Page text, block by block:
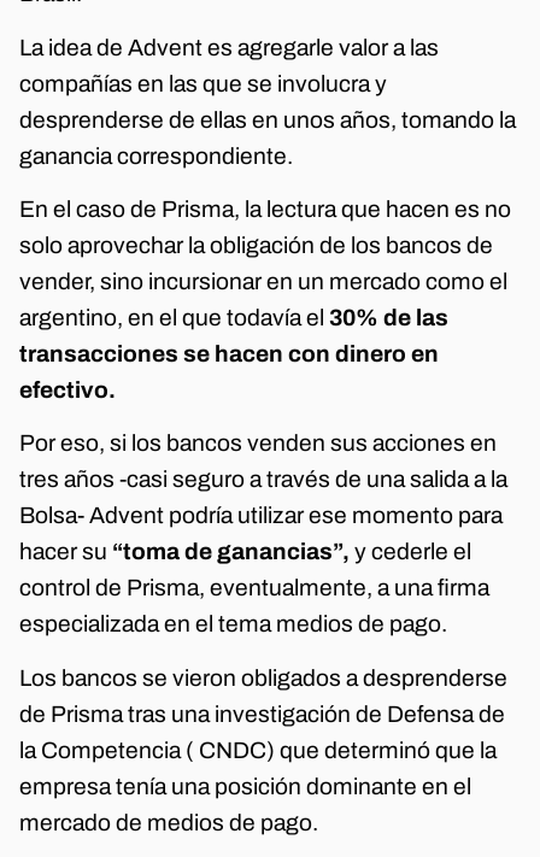
La idea de Advent es agregarle valor a las
compañías en las que se involucra y
desprenderse de ellas en unos años, tomando la
ganancia correspondiente.
En el caso de Prisma, la lectura que hacen es no
solo aprovechar la obligación de los bancos de
vender, sino incursionar en un mercado como el
argentino, en el que todavía el 30% de las
transacciones se hacen con dinero en
efectivo.
Por eso, si los bancos venden sus acciones en
tres años -casi seguro a través de una salida a la
Bolsa- Advent podría utilizar ese momento para
hacer su “toma de ganancias”, y cederle el
control de Prisma, eventualmente, a una firma
especializada en el tema medios de pago.
Los bancos se vieron obligados a desprenderse
de Prisma tras una investigación de Defensa de
la Competencia ( CNDC) que determinó que la
empresa tenía una posición dominante en el
mercado de medios de pago.